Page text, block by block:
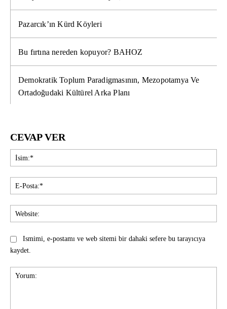
Pazarcık’ın Kürd Köyleri
Bu fırtına nereden kopuyor? BAHOZ
Demokratik Toplum Paradigmasının, Mezopotamya Ve
Ortadoğudaki Kültürel Arka Planı
CEVAP VER
Ismimi, e-postamı ve web sitemi bir dahaki sefere bu tarayıcıya
kaydet.